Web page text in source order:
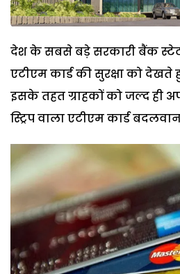
देश के सबसे बड़े सरकारी बैंक
एटीएम कार्ड की सुरक्षा को देखते
इसके तहत ग्राहकों को जल्द ही
स्ट्रिप वाला एटीएम कार्ड